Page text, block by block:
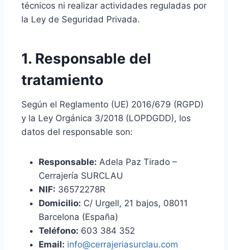
técnicos ni realizar actividades reguladas por
la Ley de Seguridad Privada.
1. Responsable del
tratamiento
Según el Reglamento (UE) 2016/679 (RGPD)
y la Ley Orgánica 3/2018 (LOPDGDD), los
datos del responsable son:
Responsable: Adela Paz Tirado –
Cerrajería SURCLAU
NIF: 36572278R
Domicilio: C/ Urgell, 21 bajos, 08011
Barcelona (España)
Teléfono: 603 384 352
Email: info@cerrajeriasurclau.com